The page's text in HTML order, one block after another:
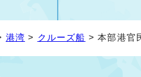
港湾 > クルーズ船 > 本部港官